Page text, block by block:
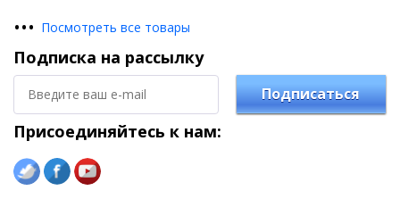
••• Посмотреть все товары
Подписка на рассылку
Подписаться
Присоединяйтесь к нам: